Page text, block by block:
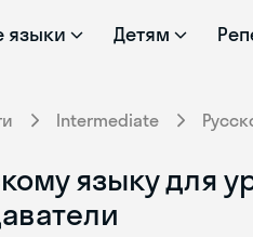
языки Детям
Intermediate
языку для